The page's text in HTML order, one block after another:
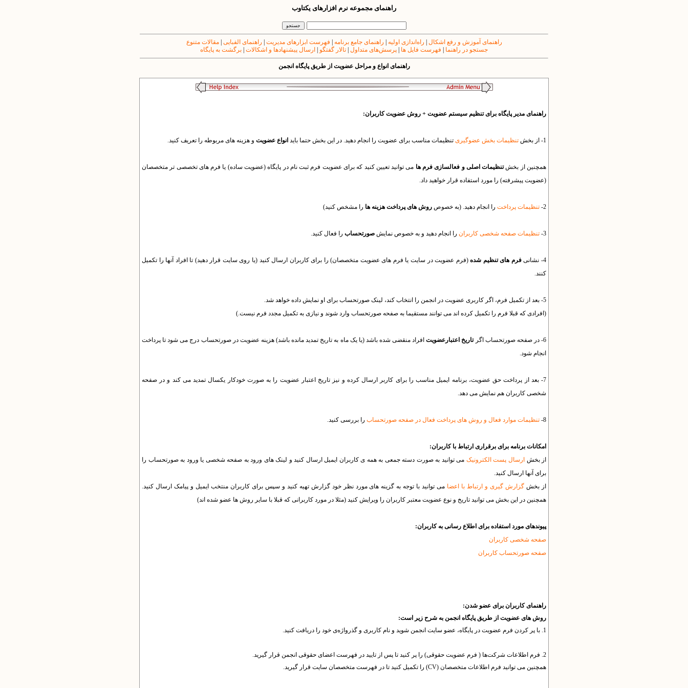
راهنمای مجموعه نرم افزارهای یکتاوب
راهنمای آموزش و رفع اشکال راه‌اندازی اولیه راهنمای جامع برنامه فهرست ابزارهای مدیریت راهنمای الفبایی |مقالات متنوع
جستجو در راهنما
فهرست فایل ها پرسش‌های متداول تالار گفتگو ارسال پیشنهادها و اشکالات برگشت به پایگاه
راهنمای انواع و مراحل عضویت از طریق پایگاه انجمن
راهنمای مدیر پایگاه برای تنظیم سیستم عضویت + روش عضویت کاربران:
1- از بخش تنظیمات بخش عضوگیری تنظیمات مناسب برای عضویت را انجام دهید. در این بخش حتما باید انواع عضویت و هزینه های مربوطه را تعریف کنید.
همچنین از بخشتنظیمات اصلی و فعالسازی فرم ها می توانید تعیین کنید که برای عضویت فرم ثبت نام در پایگاه (عضویت ساده) یا فرم های تخصصی تر متخصصان
(عضویت پیشرفته) را مورد استفاده قرار خواهید داد.
2- تنظیمات پرداخت را انجام دهید. (به خصوص روش های پرداخت هزینه ها را مشخص کنید)
3- تنظیمات صفحه شخصی کاربران را انجام دهید و به خصوص نمایش صورتحساب را فعال کنید.
4- نشانی فرم های تنظیم شده(فرم عضویت در سایت یا فرم های عضویت متخصصان) را برای کاربران ارسال کنید (یا روی سایت قرار دهید) تا افراد آنها را تکمیل
کنند.
5- بعد از تکمیل فرم، اگر کاربری عضویت در انجمن را انتخاب کند، لینک صورتحساب برای او نمایش داده خواهد شد.
(افرادی که قبلا فرم را تکمیل کرده اند می توانند مستقیما به صفحه صورتحساب وارد شوند و نیازی به تکمیل مجدد فرم نیست.)
6- در صفحه صورتحساب اگر تاریخ اعتبارعضویتافراد منقضی شده باشد (یا یک ماه به تاریخ تمدید مانده باشد) هزینه عضویت در صورتحساب درج می شود تا پرداخت
انجام شود.
7- بعد از پرداخت حق عضویت، برنامه ایمیل مناسب را برای کاربر ارسال کرده و نیز تاریخ اعتبار عضویت را به صورت خودکار یکسال تمدید می کند و در صفحه
شخصی کاربران هم نمایش می دهد.
8- تنظیمات موارد فعال و روش های پرداخت فعال در صفحه صورتحساب را بررسی کنید.
امکانات برنامه برای برقراری ارتباط با کاربران:
از بخش ارسال پست الکترونیک می توانید به صورت دسته جمعی به همه ی کاربران ایمیل ارسال کنید و لینک های ورود به صفحه شخصی یا ورود به صورتحساب را
برای آنها ارسال کنید.
از بخشگزارش گیری و ارتباط با اعضا می توانید با توجه به گزینه های مورد نظر خود گزارش تهیه کنید و سپس برای کاربران منتخب ایمیل و پیامک ارسال کنید.
همچنین در این بخش می توانید تاریخ و نوع عضویت معتبر کاربران را ویرایش کنید (مثلا در مورد کاربرانی که قبلا با سایر روش ها عضو شده اند)
پیوندهای مورد استفاده برای اطلاع رسانی به کاربران:
صفحه شخصی کاربران
صفحه صورتحساب کاربران
راهنمای کاربران برای عضو شدن:
روش های عضویت از طریق پایگاه انجمن به شرح زیر است:
1. با پر کردن فرم عضویت در پایگاه، عضو سایت انجمن شوید و نام کاربری و گذرواژه‌ی خود را دریافت کنید.
2. فرم اطلاعات شرکت‌ها ( فرم عضویت حقوقی) را پر کنید تا پس از تایید در فهرست اعضای حقوقی انجمن قرار گیرید.
همچنین می توانید فرم اطلاعات متخصصان (CV) را تکمیل کنید تا در فهرست متخصصان سایت قرار گیرید.